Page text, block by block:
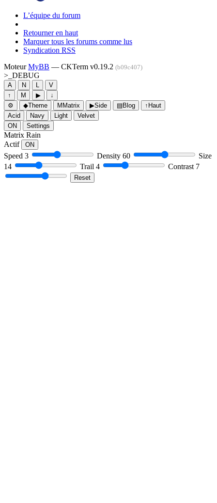
L’équipe du forum
Retourner en haut
Marquer tous les forums comme lus
Syndication RSS
MoteurMyBB — CKTerm v0.19.2 (b09c407)
>_ DEBUG
A N L
V
↑
M ▶
↓
⚙
◆Theme M Matrix ▶Side ▤Blog ↑ Haut
Acid
Navy Light
Velvet
ON
Settings
Matrix Rain
Actif
ON
Speed 3 Density 60
Size
14
Trail 4 Contrast 7
Reset